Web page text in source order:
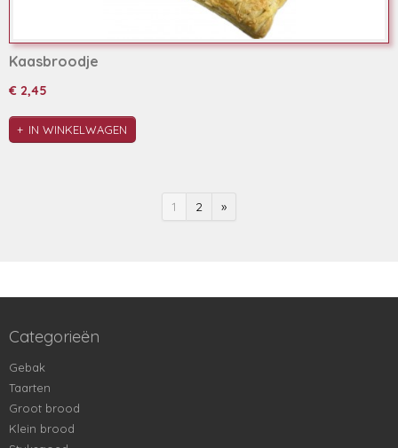
Kaasbroodje
€ 2,45
IN WINKELWAGEN
1 2 »
Categorieën
Gebak
Taarten
Groot brood
Klein brood